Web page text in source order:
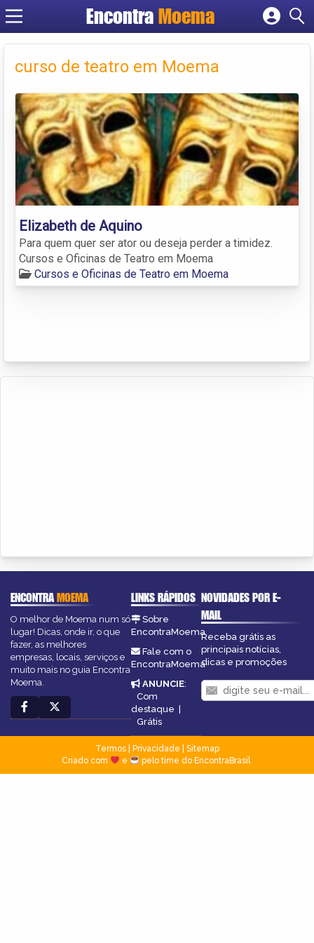
Encontra Moema
Criar conta
curso de teatro em Moema
Elizabeth de Aquino
Para quem quer ser ator ou deseja perder a timidez.
Cursos e Oficinas de Teatro em Moema
Cursos e Oficinas de Teatro em Moema
ENCONTRAMOEMA
O melhor de Moema num só
lugar! Dicas, onde ir, o que
fazer, as melhores
empresas, locais, serviços e
muito mais no guia Encontra
Moema.
LINKS RÁPIDOS
Sobre
EncontraMoema
Fale com o
EncontraMoema
ANUNCIE:
Com
destaque |
Grátis
NOVIDADES POR E-
MAIL
Receba grátis as
principais notícias,
dicas e promoções
Termos| Privacidade
Sitemap
Criado com
e pelo time do EncontraBrasil